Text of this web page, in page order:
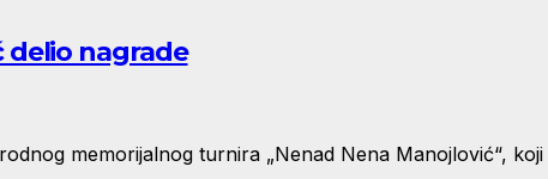
delio nagrade
memorijalnog turnira „Nenad Nena Manojlović“,